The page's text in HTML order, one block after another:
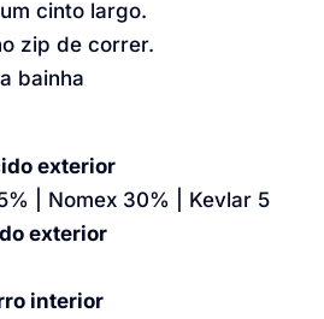
cinto largo.
zip de correr.
bainha
exterior
| Nomex 30% | Kevlar 5
exterior
interior